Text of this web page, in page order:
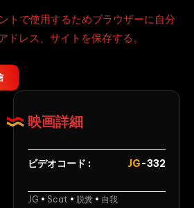
トで使用するためブラウザーに自分
ドレス、サイトを保存する。
映画詳細
ビデオコード : JG-332
JG • Scat • 脱糞 • 自我